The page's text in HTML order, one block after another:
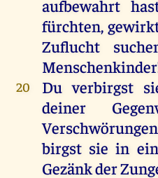
aufbewahrt
fürchten,
Zuflucht
Menschenkinder
20 Du verbirgst
deiner
Verschwörungen
birgst sie in
Gezänkder